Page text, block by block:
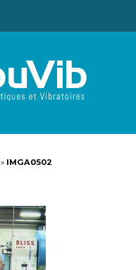
» IMGA0502